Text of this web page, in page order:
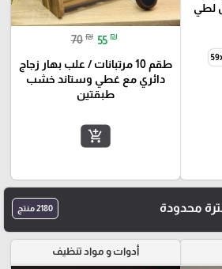
لطي
70 ₪ 55 ₪
طقم 10 مرتبانات / علب بهار زجاج
دائري مع غطي وستاند خشب
طبقتين
add_shopping_cart
محدودة 2180 منتج
أدوات و مواد تنظيف